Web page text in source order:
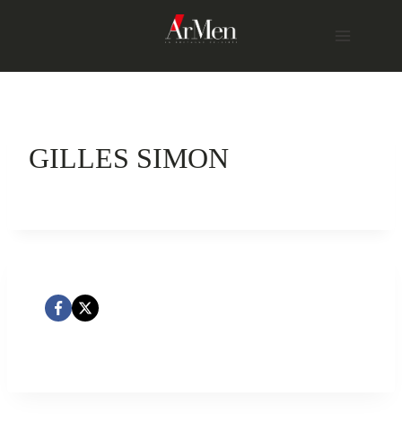
GILLES SIMON